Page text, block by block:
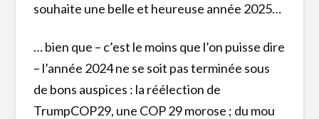
souhaite une belle et heureuse année 2025…
… bien que – c’est le moins que l’on puisse dire
– l’année 2024 ne se soit pas terminée sous
de bons auspices : la réélection de
TrumpCOP29, une COP 29 morose ; du mou